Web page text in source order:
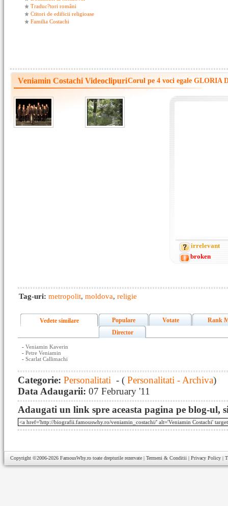
Traduc?tori români
Ctitori de edificii religioase
Familia Costachi
Veniamin Costachi VideoclipuriCorul pe 4 voci egale GLORIA
irrelevant
broken
Tag-uri: metropolit, moldova, religie
Vedete similare Populare Votate
Rank
Director
- Veniamin Kaverin
- Petre Veniamin
- Scarlat Callimachi
Categorie: Personalitati - ( Personalitati - Archiva)
Data Adaugarii: 07 February '11
Adaugati un link spre aceasta pagina pe blog-ul,
Copyright ©2006-2026 FamousWhy.ro toate drepturile rezervate | Termeni & Conditii | Privacy Policy |